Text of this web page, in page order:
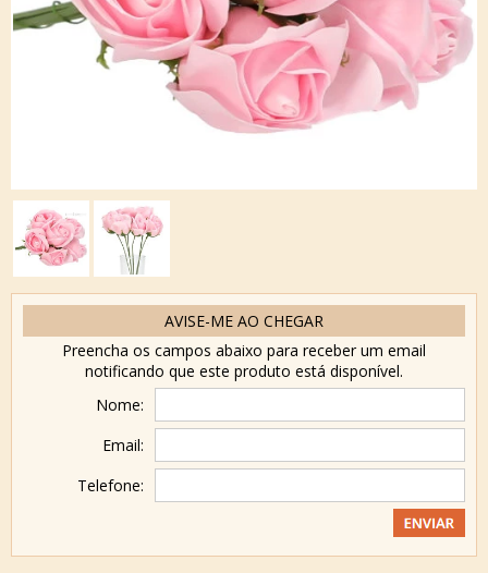
AVISE-ME AO CHEGAR
Preencha os campos abaixo para receber um email
notificando que este produto está disponível.
Nome:
Email:
Telefone: